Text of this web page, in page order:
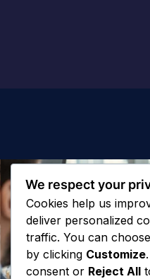
We respect your
Cookies help us
deliver personalized
traffic. You can
by clicking Customize
consent or Reject All